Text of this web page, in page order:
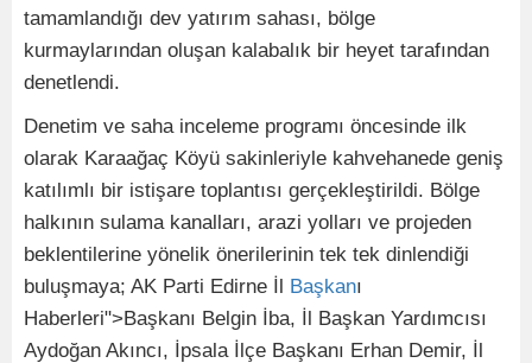
tamamlandığı dev yatırım sahası, bölge
kurmaylarından oluşan kalabalık bir heyet tarafından
denetlendi.
Denetim ve saha inceleme programı öncesinde ilk
olarak Karaağaç Köyü sakinleriyle kahvehanede geniş
katılımlı bir istişare toplantısı gerçekleştirildi. Bölge
halkının sulama kanalları, arazi yolları ve projeden
beklentilerine yönelik önerilerinin tek tek dinlendiği
buluşmaya; AK Parti Edirne İl Başkanı
Haberleri">Başkanı Belgin İba, İl Başkan Yardımcısı
Aydoğan Akıncı, İpsala İlçe Başkanı Erhan Demir, İl